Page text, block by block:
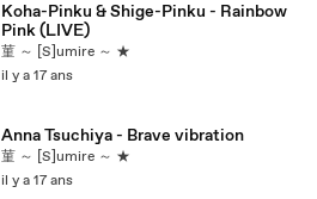
Koha-Pinku & Shige-Pinku - Rainbow
Pink (LIVE)
菫 ～ [S]umire ～ ★
il y a 17 ans
Anna Tsuchiya - Brave vibration
菫 ～ [S]umire ～ ★
il y a 17 ans